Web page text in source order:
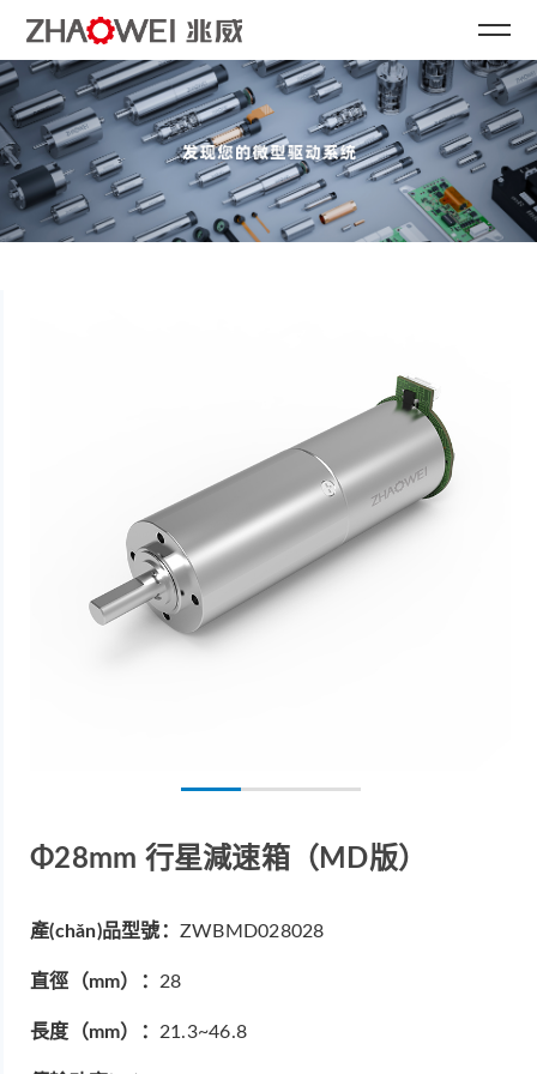
Φ28mm 行星減速箱（MD版）
產(chǎn)品型號： ZWBMD028028
直徑（mm）： 28
長度（mm）： 21.3~46.8